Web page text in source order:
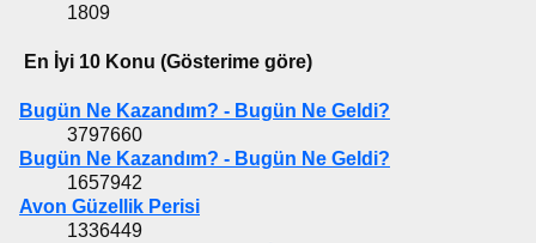
1809
En İyi 10 Konu (Gösterime göre)
Bugün Ne Kazandım? - Bugün Ne Geldi?
3797660
Bugün Ne Kazandım? - Bugün Ne Geldi?
1657942
Avon Güzellik Perisi
1336449